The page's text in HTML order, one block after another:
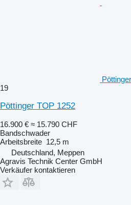
19
Pöttinger TOP 1252
16.900 € ≈ 15.790 CHF
Bandschwader
Arbeitsbreite 12,5 m
Deutschland, Meppen
Agravis Technik Center GmbH
Verkäufer kontaktieren